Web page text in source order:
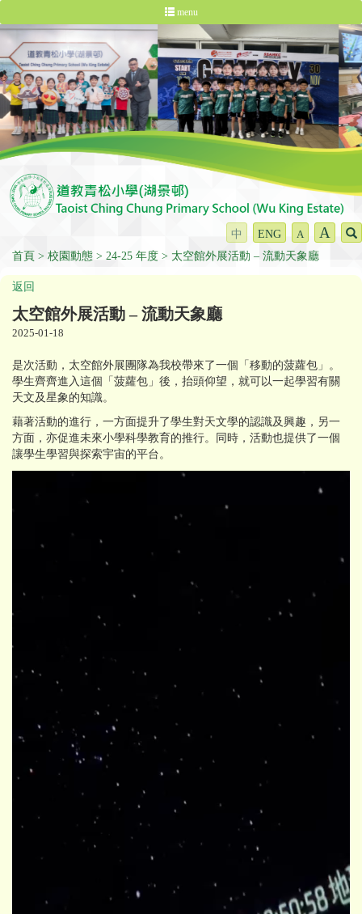
menu
中 ENG A A
首頁 校園動態 24-25 年度 太空館外展活動 – 流動天象廳
返回
太空館外展活動 – 流動天象廳
2025-01-18
是次活動，太空館外展團隊為我校帶來了一個「移動的菠蘿包」。
學生齊齊進入這個「菠蘿包」後，抬頭仰望，就可以一起學習有關
天文及星象的知識。
藉著活動的進行，一方面提升了學生對天文學的認識及興趣，另一
方面，亦促進未來小學科學教育的推行。同時，活動也提供了一個
讓學生學習與探索宇宙的平台。